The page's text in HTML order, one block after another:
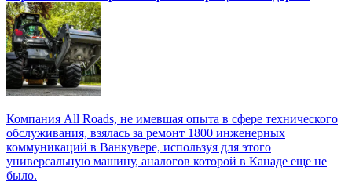
Компания All Roads, не имевшая опыта в сфере технического
обслуживания, взялась за ремонт 1800 инженерных
коммуникаций в Ванкувере, используя для этого
универсальную машину, аналогов которой в Канаде еще не
было.